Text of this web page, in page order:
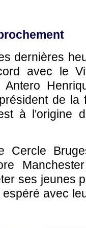
dernières
avec le
de la
à l'origine
Cercle
ses jeunes
avec